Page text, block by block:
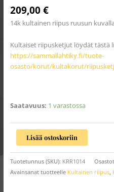
209,00€
14k kultainen riipus ruusun
Kultaiset riipusketjut löydät tästä
https://sammallahtiky.fi/tuote-
osasto/korut/kultakorut/
Saatavuus: 1 varastossa
Lisää ostoskoriin
Tuotetunnus (SKU): KRR1014
Avainsanat tuotteelle Kultainen riipus,